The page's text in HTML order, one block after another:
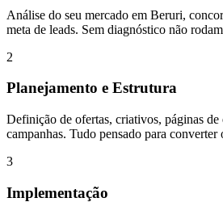
Análise do seu mercado em Beruri,
meta de leads. Sem diagnóstico não
2
Planejamento e Estrutura
Definição de ofertas, criativos, páginas de
campanhas. Tudo pensado para
3
Implementação